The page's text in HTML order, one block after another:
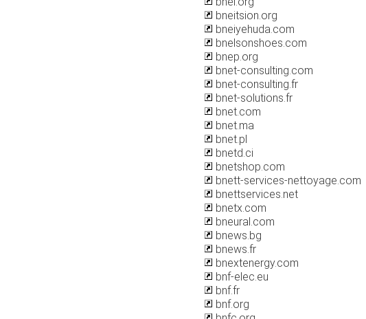
bneitsion.org
bneiyehuda.com
bnelsonshoes.com
bnep.org
bnet-consulting.com
bnet-consulting.fr
bnet-solutions.fr
bnet.com
bnet.ma
bnet.pl
bnetd.ci
bnetshop.com
bnett-services-nettoyage.com
bnettservices.net
bnetx.com
bneural.com
bnews.bg
bnews.fr
bnextenergy.com
bnf-elec.eu
bnf.fr
bnf.org